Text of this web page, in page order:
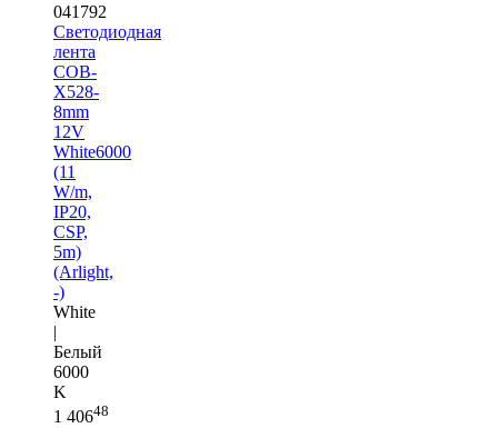
041792
Светодиодная
лента
COB-
X528-
8mm
12V
White6000
(11
W/m,
IP20,
CSP,
5m)
(Arlight,
-)
White
|
Белый
6000
K
1 40648